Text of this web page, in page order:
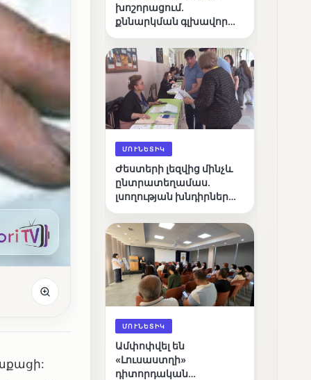
խոշորացում.
քննարկման գլխավոր
կառավարո՞ւմ, թե՞
քաղաքական նպատակ
ՄՈՒՆԵՏԻԿ
Ժեստերի լեզվից մինչև
ընտրատեղամաս.
լսողության խնդիրներ
ճանապարհը
ՄՈՒՆԵՏԻԿ
Ամփոփվել են
«Լուսաստղի»
դիտորդական